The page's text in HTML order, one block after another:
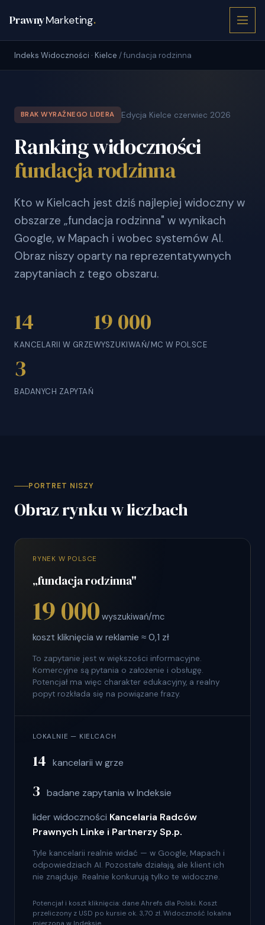
PrawnyMarketing.
Indeks Widoczności · Kielce / fundacja rodzinna
BRAK WYRAŹNEGO LIDERA Edycja Kielce czerwiec 2026
Ranking widoczności
fundacja rodzinna
Kto w Kielcach jest dziś najlepiej widoczny w
obszarze „fundacja rodzinna" w wynikach
Google, w Mapach i wobec systemów AI.
Obraz niszy oparty na reprezentatywnych
zapytaniach z tego obszaru.
14
KANCELARII W GRZE
19 000
WYSZUKIWAŃ/MC W POLSCE
3
BADANYCH ZAPYTAŃ
PORTRET NISZY
Obraz rynku w liczbach
RYNEK W POLSCE
„fundacja rodzinna"
19 000 wyszukiwań/mc
koszt kliknięcia w reklamie ≈ 0,1 zł
To zapytanie jest w większości informacyjne.
Komercyjne są pytania o założenie i obsługę.
Potencjał ma więc charakter edukacyjny, a realny
popyt rozkłada się na powiązane frazy.
LOKALNIE — KIELCACH
14 kancelarii w grze
3 badane zapytania w Indeksie
lider widoczności Kancelaria Radców
Prawnych Linke i Partnerzy Sp.p.
Tyle kancelarii realnie widać — w Google, Mapach i
odpowiedziach AI. Pozostałe działają, ale klient ich
nie znajduje. Realnie konkurują tylko te widoczne.
Potencjał i koszt kliknięcia: dane Ahrefs dla Polski. Koszt
przeliczony z USD po kursie ok. 3,70 zł. Widoczność lokalna